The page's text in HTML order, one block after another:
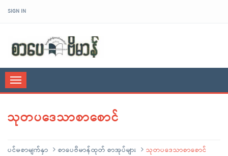
SIGN IN
Toggle
navigation
သုတပဒေသာစာစောင်
ပင်မစာမျက်နှာ စာပေဗိမာန်ထုတ် စာအုပ်များ သုတပဒေသာစာစောင်